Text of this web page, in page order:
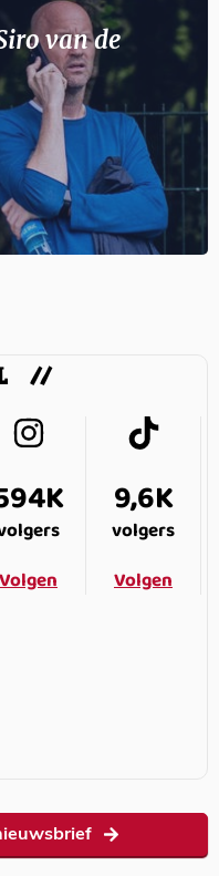
van de
Volgen
9,6K
volgers
Volgen